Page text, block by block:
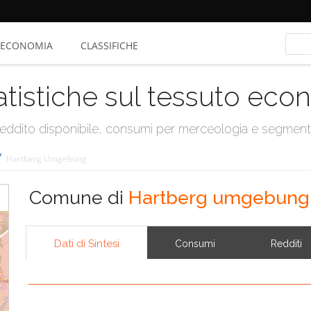
ECONOMIA CLASSIFICHE
sul tessuto
disponibile, consumi per merceologia e
Hartberg Umgebung
Comune di Hartberg umgebung
Dati di Sintesi Consumi Redditi